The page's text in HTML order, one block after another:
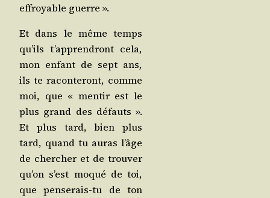
effroyable guerre ».
Et dans le même temps
qu’ils t’ap­pren­dront cela,
mon enfant de sept ans,
ils te racon­te­ront, comme
moi, que « men­tir est le
plus grand des défauts ».
Et plus tard, bien plus
tard, quand tu auras l’âge
de cher­cher et de trou­ver
qu’on s’est moqué de toi,
que pen­se­rais-tu de ton